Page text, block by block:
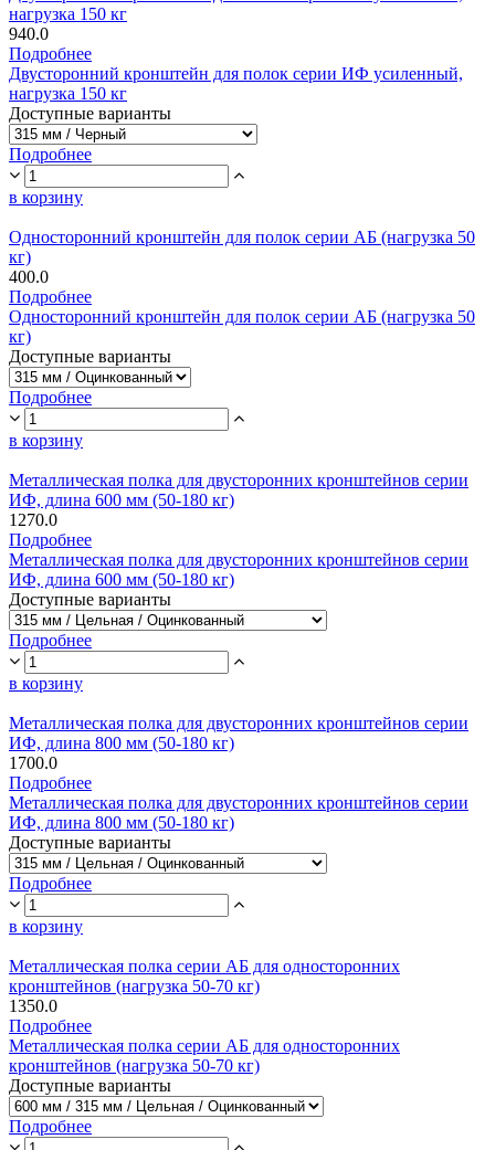
нагрузка 150 кг
940.0
Подробнее
Двусторонний кронштейн для полок серии ИФ усиленный,
нагрузка 150 кг
Доступные варианты
Подробнее
в корзину
Односторонний кронштейн для полок серии АБ (нагрузка 50
кг)
400.0
Подробнее
Односторонний кронштейн для полок серии АБ (нагрузка 50
кг)
Доступные варианты
Подробнее
в корзину
Металлическая полка для двусторонних кронштейнов серии
ИФ, длина 600 мм (50-180 кг)
1270.0
Подробнее
Металлическая полка для двусторонних кронштейнов серии
ИФ, длина 600 мм (50-180 кг)
Доступные варианты
Подробнее
в корзину
Металлическая полка для двусторонних кронштейнов серии
ИФ, длина 800 мм (50-180 кг)
1700.0
Подробнее
Металлическая полка для двусторонних кронштейнов серии
ИФ, длина 800 мм (50-180 кг)
Доступные варианты
Подробнее
в корзину
Металлическая полка серии АБ для односторонних
кронштейнов (нагрузка 50-70 кг)
1350.0
Подробнее
Металлическая полка серии АБ для односторонних
кронштейнов (нагрузка 50-70 кг)
Доступные варианты
Подробнее